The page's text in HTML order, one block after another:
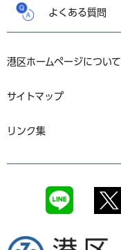
よくある質問
港区ホームページについて
サイトマップ
リンク集
港区